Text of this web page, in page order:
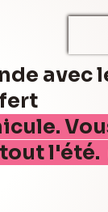
avec
l'été.